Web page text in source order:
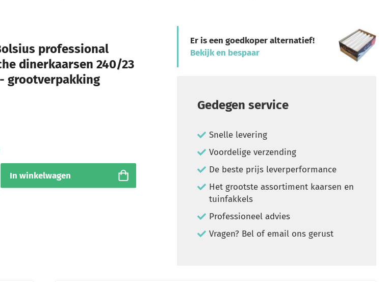
professional
dinerkaarsen 240/23
grootverpakking
In winkelwagen
Er is een goedkoper alternatief!
Bekijk en bespaar
Gedegen service
Snelle levering
Voordelige verzending
De beste prijs leverperformance
Het grootste assortiment kaarsen en
tuinfakkels
Professioneel advies
Vragen? Bel of email ons gerust